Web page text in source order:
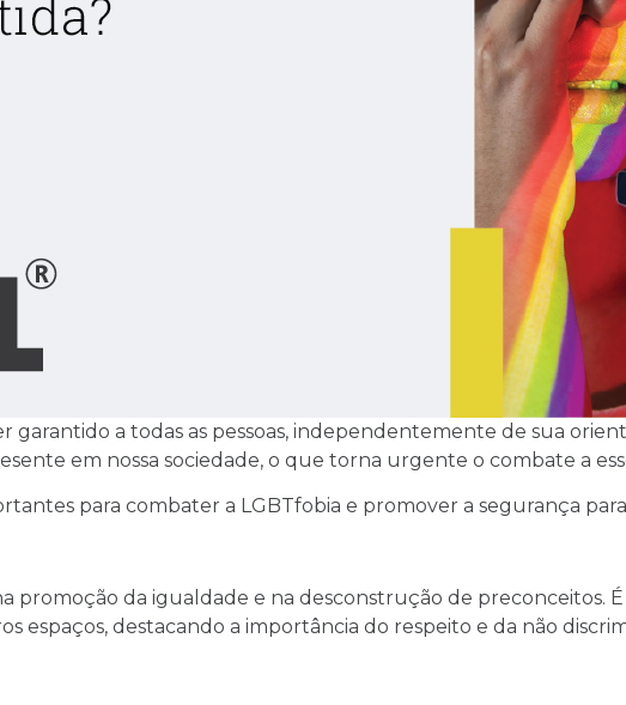
a todas as pessoas, independentemente de sua
em nossa sociedade, o que torna urgente o combate a
para combater a LGBTfobia e promover a segurança
da igualdade e na desconstrução de preconceitos.
espaços, destacando a importância do respeito e da não